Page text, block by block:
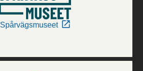
Spårvägsmuseet